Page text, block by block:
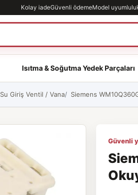
Kolay iadeGüvenli ödemeModel
Isıtma & Soğutma Yedek Parçaları
Su Giriş Ventil / Vana Siemens
Güvenli